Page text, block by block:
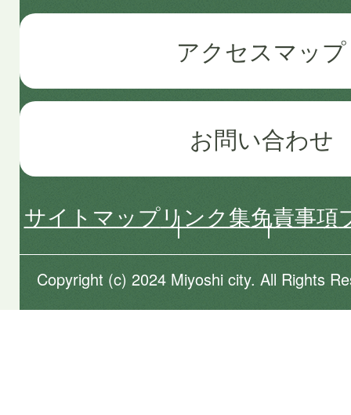
アクセスマップ
お問い合わせ
サイトマップリンク集免責事項
Copyright (c) 2024 Miyoshi city. All Rights